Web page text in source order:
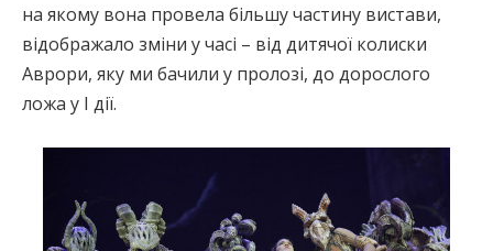
на якому вона провела більшу частину вистави,
відображало зміни у часі – від дитячої колиски
Аврори, яку ми бачили у пролозі, до дорослого
ложа у І дії.